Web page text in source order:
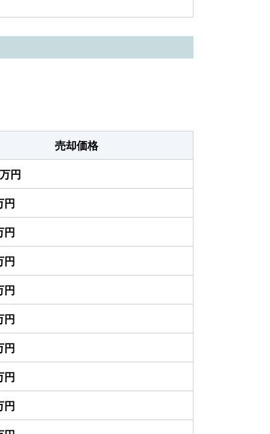
売却価格
円
円
円
円
円
円
円
円
円